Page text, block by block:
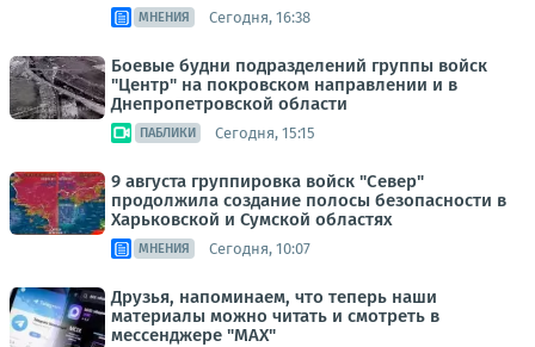
МНЕНИЯ Сегодня, 16:38
Боевые будни подразделений группы войск
"Центр" на покровском направлении и в
Днепропетровской области
ПАБЛИКИ Сегодня, 15:15
9 августа группировка войск "Север"
продолжила создание полосы безопасности в
Харьковской и Сумской областях
МНЕНИЯ Сегодня, 10:07
Друзья, напоминаем, что теперь наши
материалы можно читать и смотреть в
мессенджере "МАХ"